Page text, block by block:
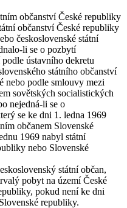
občanství České republiky
občanství České republiky
československé státní
li se o pozbytí
ústavního dekretu
státního občanství
nebo podle smlouvy mezi
sovětských socialistických
nejedná-li se o
se ke dni 1. ledna 1969
občanem Slovenské
1969 nabyl státní
nebo Slovenské
státní občan,
pobyt na území České
pokud není ke dni
republiky.